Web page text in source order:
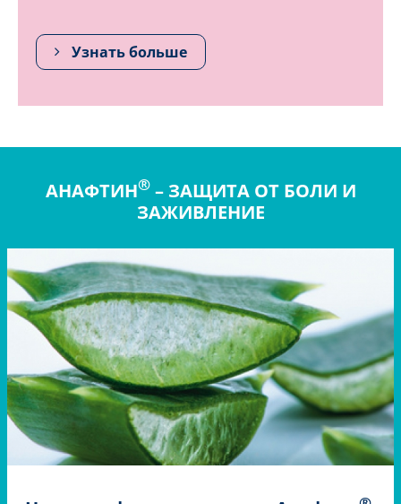
Узнать больше
АНАФТИН®– ЗАЩИТА ОТ БОЛИ И
ЗАЖИВЛЕНИЕ